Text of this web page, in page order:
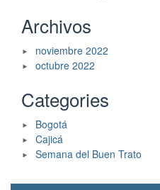
Archivos
noviembre 2022
octubre 2022
Categories
Bogotá
Cajicá
Semana del Buen Trato